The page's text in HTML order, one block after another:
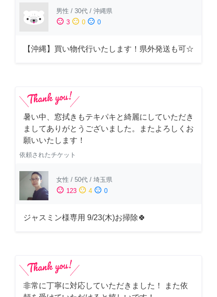
男性 / 30代 / 沖縄県
sentiment_satisfied 3 sentiment_neutral 0 sentiment_dissatisfied 0
【沖縄】買い物代行いたします！県外発送も可☆
暑い中、窓拭きもテキパキと綺麗にしていただき
ましてありがとうございました。またよろしくお
願いいたします！
依頼されたチケット
女性 / 50代 / 埼玉県
sentiment_satisfied 123 sentiment_neutral 4 sentiment_dissatisfied 0
ジャスミン様専用 9/23(木)お掃除🍀
非常に丁寧に対応していただきました！ また依